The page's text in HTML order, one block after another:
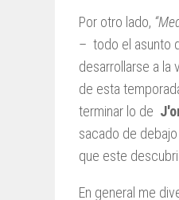
Por otro lado,
– todo el asunto
desarrollarse a la
de esta
terminar lo de
sacado de
que este
En general me